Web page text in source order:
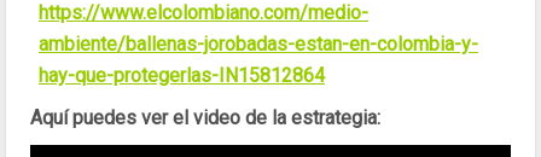
https://www.elcolombiano.com/medio-
ambiente/ballenas-jorobadas-estan-en-colombia-y-
hay-que-protegerlas-IN15812864
Aquí puedes ver el video de la estrategia: